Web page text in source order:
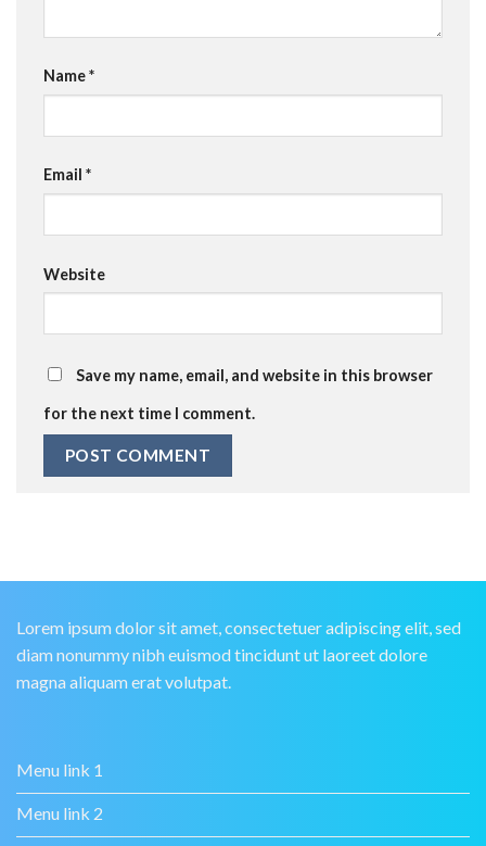
Name*
Email *
Website
Save my name, email, and website in this browser
for the next time I comment.
Lorem ipsum dolor sit amet, consectetuer adipiscing elit, sed
diam nonummy nibh euismod tincidunt ut laoreet dolore
magna aliquam erat volutpat.
Menu link 1
Menu link 2